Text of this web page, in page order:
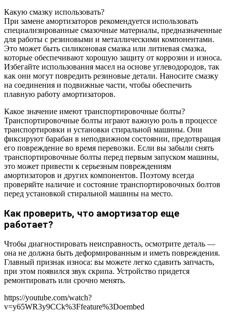
Какую смазку использовать?
При замене амортизаторов рекомендуется использовать
специализированные смазочные материалы, предназначенные
для работы с резиновыми и металлическими компонентами.
Это может быть силиконовая смазка или литиевая смазка,
которые обеспечивают хорошую защиту от коррозии и износа.
Избегайте использования масел на основе углеводородов, так
как они могут повредить резиновые детали. Наносите смазку
на соединения и подвижные части, чтобы обеспечить
плавную работу амортизаторов.
Какое значение имеют транспортировочные болты?
Транспортировочные болты играют важную роль в процессе
транспортировки и установки стиральной машины. Они
фиксируют барабан в неподвижном состоянии, предотвращая
его повреждение во время перевозки. Если вы забыли снять
транспортировочные болты перед первым запуском машины,
это может привести к серьезным повреждениям
амортизаторов и других компонентов. Поэтому всегда
проверяйте наличие и состояние транспортировочных болтов
перед установкой стиральной машины на место.
Как проверить, что амортизатор еще
работает?
Чтобы диагностировать неисправность, осмотрите деталь —
она не должна быть деформированным и иметь повреждения.
Главный признак износа: вы можете легко сдавить запчасть,
при этом появился звук скрипа. Устройство придется
ремонтировать или срочно менять.
https://youtube.com/watch?
v=y65WR3y9CCk%3Ffeature%3Doembed